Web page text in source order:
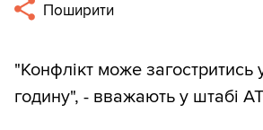
Поширити
"Конфлікт може загостритись
годину", - вважають у штабі